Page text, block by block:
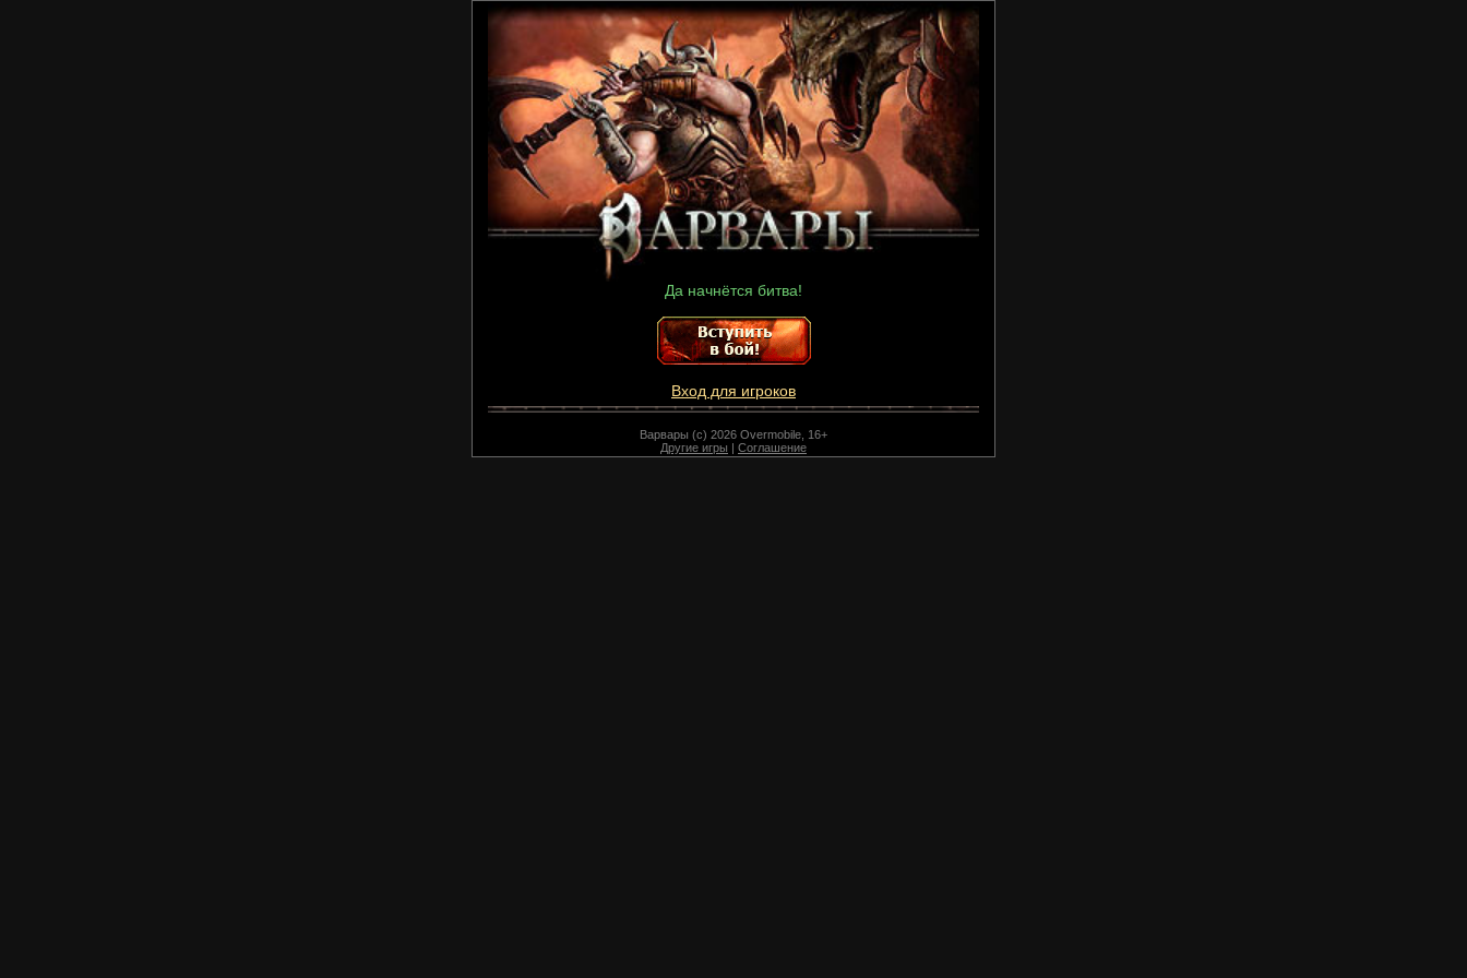
Да начнётся битва!
Вход для игроков
Варвары (c) 2026 Overmobile, 16+
Другие игры | Соглашение